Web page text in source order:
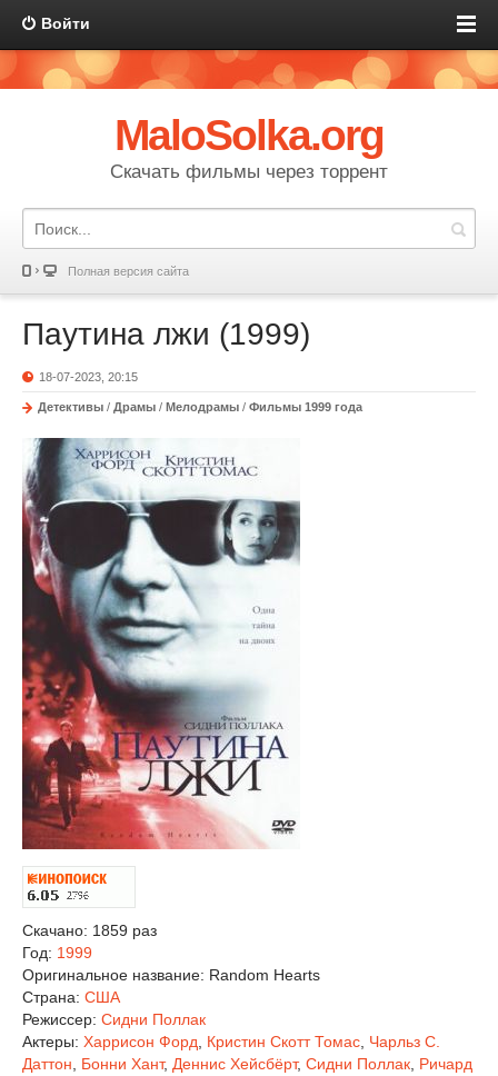
Войти
MaloSolka.org
Скачать фильмы через торрент
Полная версия сайта
Паутина лжи (1999)
18-07-2023, 20:15
Детективы / Драмы / Мелодрамы / Фильмы 1999 года
Скачано: 1859 раз
Год: 1999
Оригинальное название: Random Hearts
Страна: США
Режиссер: Сидни Поллак
Актеры: Харрисон Форд Кристин Скотт Томас Чарльз С.
Даттон
Бонни Хант, Деннис Хейсбёрт, Сидни Поллак Ричард